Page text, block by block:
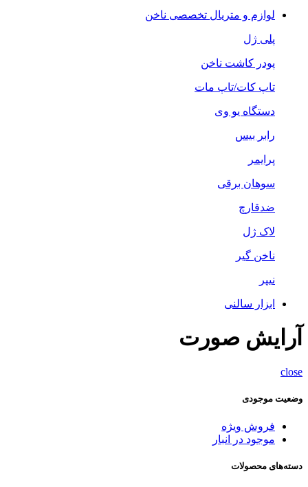
لوازم و متریال تخصصی ناخن
پلی ژل
پودر کاشت ناخن
تاپ کات/تاپ مات
دستگاه یو وی
رابر بیس
پرایمر
سوهان برقی
ضدقارچ
لاک ژل
ناخن گیر
نیپر
ابزار سالنی
آرایش صورت
close
وضعیت موجودی
فروش ویژه
موجود در انبار
دسته‌های محصولات